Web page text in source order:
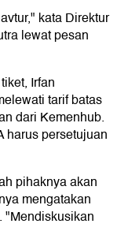
kata Direktur
lewat pesan
Irfan
tarif batas
dari Kemenhub.
harus persetujuan
pihaknya akan
mengatakan
"Mendiskusikan